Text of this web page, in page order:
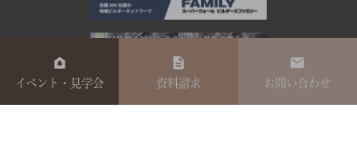
イベント・見学会 資料請求 お問い合わせ